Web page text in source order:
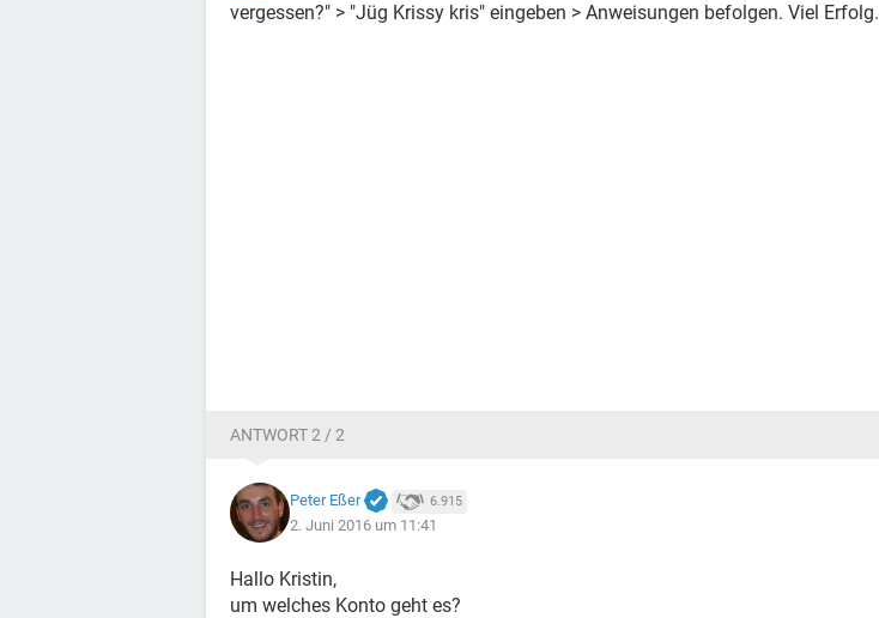
vergessen?" > "Jüg Krissy kris" eingeben > Anweisungen befolgen. Viel Erfolg.
ANTWORT 2 / 2
Peter Eßer 6.915
2. Juni 2016 um 11:41
Hallo Kristin,
um welches Konto geht es?